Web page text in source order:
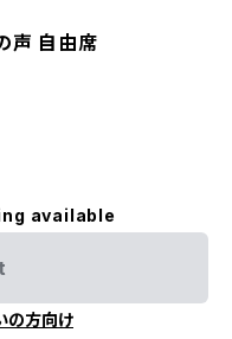
声 自由席
available
の方向け